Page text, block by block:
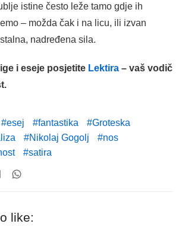
istine često leže tamo gdje ih
– možda čak i na licu, ili izvan
nadređena sila.
i eseje posjetite Lektira – vaš vodič
esej fantastika
Groteska
Nikolaj Gogolj
nos
satira
like: